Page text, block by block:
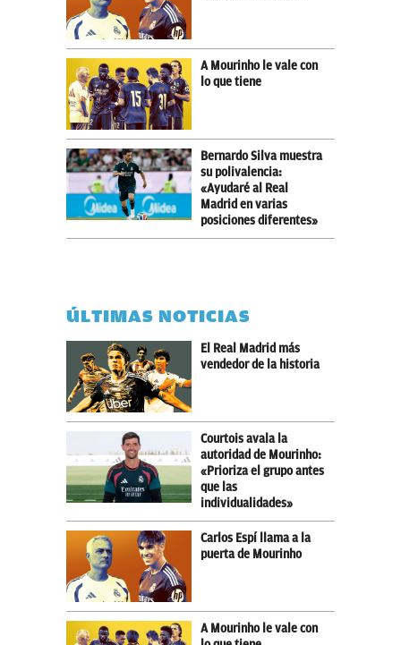
A Mourinho le vale con
lo que tiene
Bernardo Silva muestra
su polivalencia:
«Ayudaré al Real
Madrid en varias
posiciones diferentes»
ÚLTIMAS NOTICIAS
El Real Madrid más
vendedor de la historia
Courtois avala la
autoridad de Mourinho:
«Prioriza el grupo antes
que las
individualidades»
Carlos Espí llama a la
puerta de Mourinho
A Mourinho le vale con